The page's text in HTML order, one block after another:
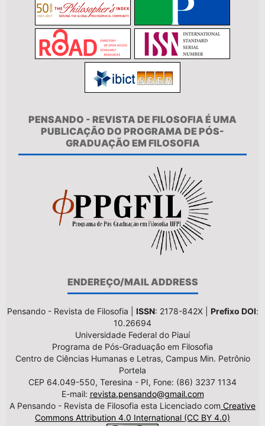
PENSANDO - REVISTA DE FILOSOFIA É UMA
PUBLICAÇÃO DO PROGRAMA DE PÓS-
GRADUAÇÃO EM FILOSOFIA
ENDEREÇO/MAIL ADDRESS
Pensando - Revista de Filosofia | ISSN: 2178-842X | Prefixo DOI:
10.26694
Universidade Federal do Piauí
Programa de Pós-Graduação em Filosofia
Centro de Ciências Humanas e Letras, Campus Min. Petrônio
Portela
CEP 64.049-550, Teresina - PI, Fone: (86) 3237 1134
E-mail: revista.pensando@gmail.com
A Pensando - Revista de Filosofia esta Licenciado com Creative
Commons Attribution 4.0 International (CC BY 4.0)